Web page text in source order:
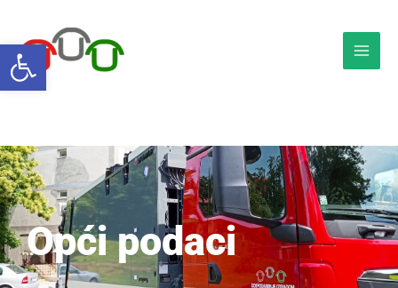
Open toolbar
content
Opći podaci